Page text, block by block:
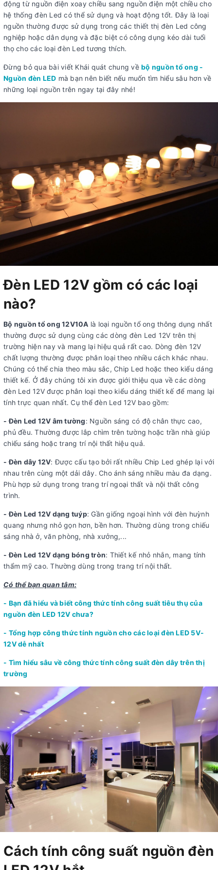
động từ nguồn điện xoay chiều sang nguồn điện một chiều cho
hệ thống đèn Led có thể sử dụng và hoạt động tốt. Đây là loại
nguồn thường được sử dụng trong các thiết thị đèn Led công
nghiệp hoặc dân dụng và đặc biệt có công dụng kéo dài tuổi
thọ cho các loại đèn Led tương thích.
Đừng bỏ qua bài viết Khái quát chung về bộ nguồn tổ ong -
Nguồn đèn LED mà bạn nên biết nếu muốn tìm hiểu sâu hơn về
những loại nguồn trên ngay tại đây nhé!
Đèn LED 12V gồm có các loại
nào?
Bộ nguồn tổ ong 12V10A là loại nguồn tổ ong thông dụng nhất
thường được sử dụng cùng các dòng đèn Led 12V trên thị
trường hiện nay và mang lại hiệu quả rất cao. Dòng đèn 12V
chất lượng thường được phân loại theo nhiều cách khác nhau.
Chúng có thể chia theo màu sắc, Chip Led hoặc theo kiểu dáng
thiết kế. Ở đây chúng tôi xin được giới thiệu qua về các dòng
đèn Led 12V được phân loại theo kiểu dáng thiết kế để mang lại
tính trực quan nhất. Cụ thể đèn Led 12V bao gồm:
- Đèn Led 12V âm tường: Nguồn sáng có độ chân thực cao,
phủ đều. Thường được lắp chìm trên tường hoặc trần nhà giúp
chiếu sáng hoặc trang trí nội thất hiệu quả.
- Đèn dây 12V: Được cấu tạo bởi rất nhiều Chip Led ghép lại với
nhau trên cùng một dải dây. Cho ánh sáng nhiều màu đa dạng.
Phù hợp sử dụng trong trang trí ngoại thất và nội thất công
trình.
- Đèn Led 12V dạng tuýp: Gần giống ngoại hình với đèn huỳnh
quang nhưng nhỏ gọn hơn, bền hơn. Thường dùng trong chiếu
sáng nhà ở, văn phòng, nhà xưởng,...
- Đèn Led 12V dạng bóng tròn: Thiết kế nhỏ nhắn, mang tính
thẩm mỹ cao. Thường dùng trong trang trí nội thất.
Có thể bạn quan tâm:
- Bạn đã hiểu và biết công thức tính công suất tiêu thụ của
nguồn đèn LED 12V chưa?
- Tổng hợp công thức tính nguồn cho các loại đèn LED 5V-
12V dễ nhất
- Tìm hiểu sâu về công thức tính công suất đèn dây trên thị
trường
Cách tính công suất nguồn đèn